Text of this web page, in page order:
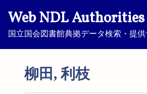
Web NDL Authorities
国立国会図書館典拠データ検索・提供
柳田, 利枝